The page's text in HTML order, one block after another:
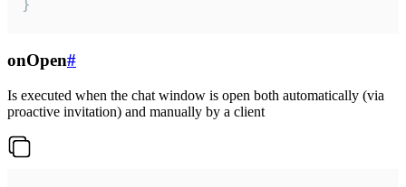
}
onOpen#
Is executed when the chat window is open both automatically (via
proactive invitation) and manually by a client